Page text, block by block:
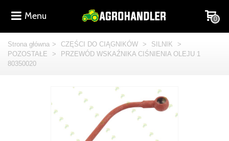
Menu 0
Strona główna > CZĘŚCI DO CIĄGNIKÓW > SILNIK
>
POZOSTAŁE
>
PRZEWÓD WSKAŹNIKA CIŚNIENIA OLEJU 1
80350020